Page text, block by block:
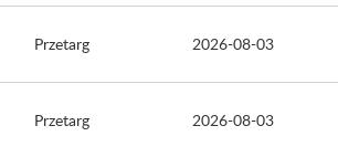
Przetarg 2026-08-03
Przetarg 2026-08-03